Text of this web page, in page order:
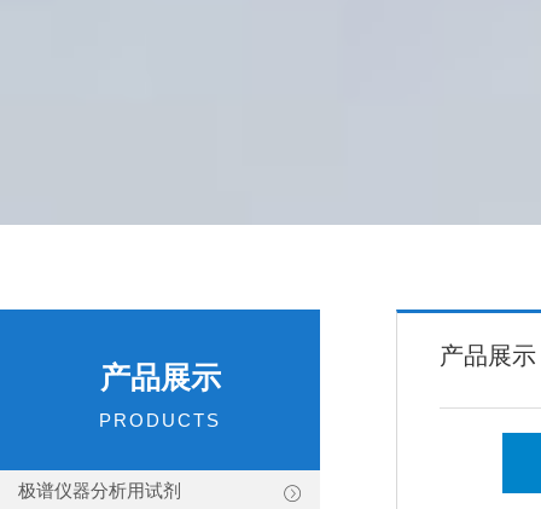
产品展示
PRODUCTS
极谱仪器分析用试剂
产品展示